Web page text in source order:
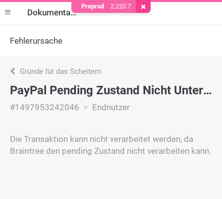
Dokumentation
Fehlerursache
Gründe für das Scheitern
PayPal Pending Zustand Nicht Unterstützt
#1497953242046 Endnutzer
Die Transaktion kann nicht verarbeitet werden, da
Braintree den pending Zustand nicht verarbeiten kann.
Preprod 2.220.7 Cookie entfernen